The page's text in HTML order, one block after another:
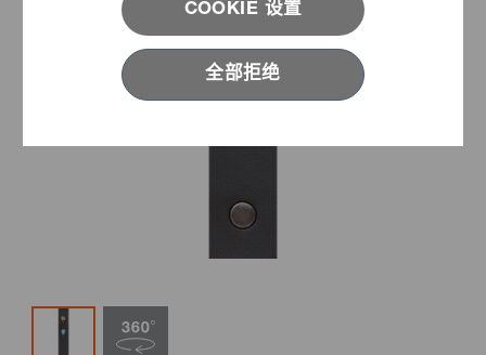
COOKIE 设置
全部拒绝